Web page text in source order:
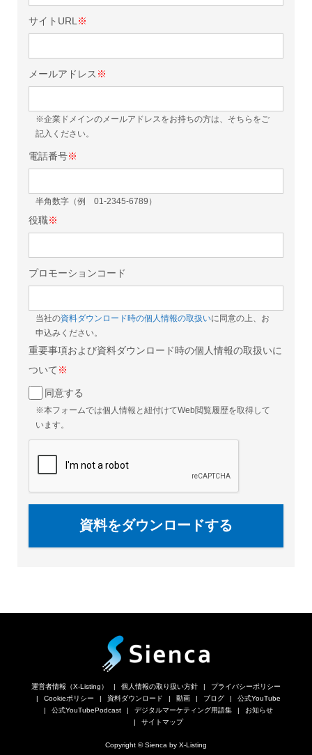
サイトURL ※
メールアドレス ※
※企業ドメインのメールアドレスをお持ちの方は、そちらをご
記入ください。
電話番号※
半角数字（例 01-2345-6789）
役職※
プロモーションコード
当社の資料ダウンロード時の個人情報の取扱いに同意の上、お
申込みください。
重要事項および資料ダウンロード時の個人情報の取扱いに
ついて ※
同意する
※本フォームでは個人情報と紐付けてWeb閲覧履歴を取得して
います。
資料をダウンロードする
運営者情報（X-Listing） 個人情報の取り扱い方針
プライバシーポリシー
Cookieポリシー
資料ダウンロード 動画 ブログ
公式YouTube
公式YouTubePodcast
デジタルマーケティング用語集
お知らせ
サイトマップ
Copyright © Sienca by X-Listing